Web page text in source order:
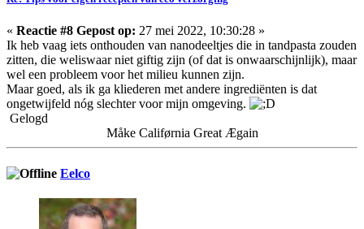
« Reactie #8 Gepost op: 27 mei 2022, 10:30:28 »
Ik heb vaag iets onthouden van nanodeeltjes die in tandpasta zouden
zitten, die weliswaar niet giftig zijn (of dat is onwaarschijnlijk), maar
wel een probleem voor het milieu kunnen zijn.
Maar goed, als ik ga kliederen met andere ingrediënten is dat
ongetwijfeld nóg slechter voor mijn omgeving.
Gelogd
Måke Califørnia Great Ægain
Eelco